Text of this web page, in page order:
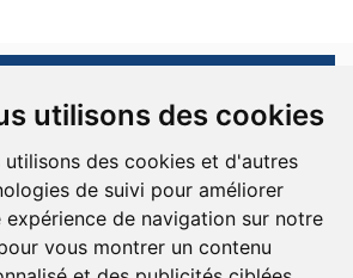
utilisons des cookies
utilisons des cookies et d'autres
de suivi pour améliorer
expérience de navigation sur notre
vous montrer un contenu
Tous les droits sont réservés.